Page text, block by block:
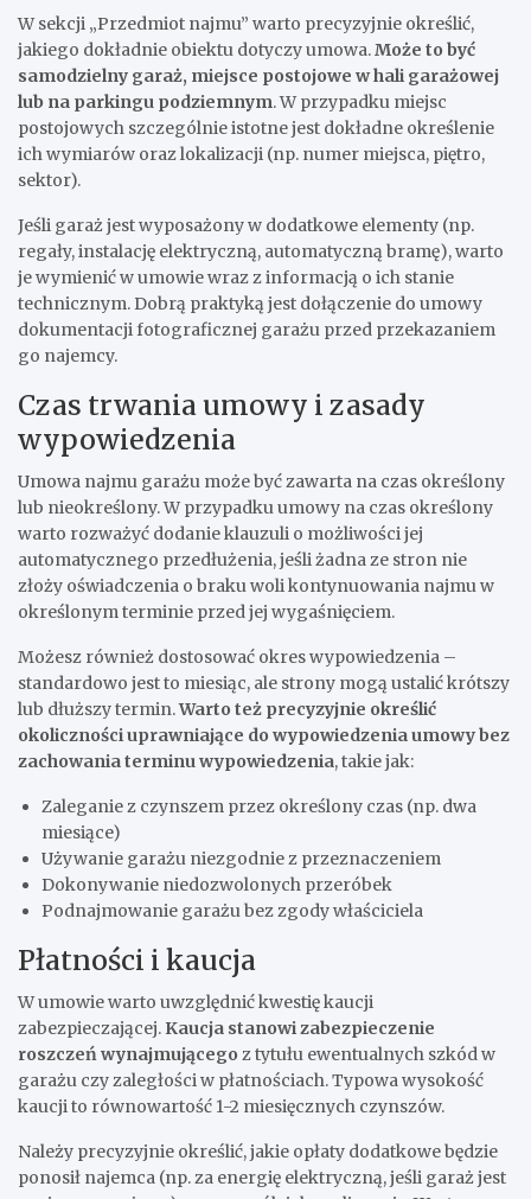
W sekcji „Przedmiot najmu” warto precyzyjnie określić,
jakiego dokładnie obiektu dotyczy umowa.Może to być
samodzielny garaż, miejsce postojowe w hali garażowej
lub na parkingu podziemnym. W przypadku miejsc
postojowych szczególnie istotne jest dokładne określenie
ich wymiarów oraz lokalizacji (np. numer miejsca, piętro,
sektor).
Jeśli garaż jest wyposażony w dodatkowe elementy (np.
regały, instalację elektryczną, automatyczną bramę), warto
je wymienić w umowie wraz z informacją o ich stanie
technicznym. Dobrą praktyką jest dołączenie do umowy
dokumentacji fotograficznej garażu przed przekazaniem
go najemcy.
Czas trwania umowy i zasady
wypowiedzenia
Umowa najmu garażu może być zawarta na czas określony
lub nieokreślony. W przypadku umowy na czas określony
warto rozważyć dodanie klauzuli o możliwości jej
automatycznego przedłużenia, jeśli żadna ze stron nie
złoży oświadczenia o braku woli kontynuowania najmu w
określonym terminie przed jej wygaśnięciem.
Możesz również dostosować okres wypowiedzenia –
standardowo jest to miesiąc, ale strony mogą ustalić krótszy
lub dłuższy termin.Warto też precyzyjnie określić
okoliczności uprawniające do wypowiedzenia umowy bez
zachowania terminu wypowiedzenia, takie jak:
Zaleganie z czynszem przez określony czas (np. dwa
miesiące)
Używanie garażu niezgodnie z przeznaczeniem
Dokonywanie niedozwolonych przeróbek
Podnajmowanie garażu bez zgody właściciela
Płatności i kaucja
W umowie warto uwzględnić kwestię kaucji
zabezpieczającej. Kaucja stanowi zabezpieczenie
roszczeń wynajmującego z tytułu ewentualnych szkód w
garażu czy zaległości w płatnościach. Typowa wysokość
kaucji to równowartość 1-2 miesięcznych czynszów.
Należy precyzyjnie określić, jakie opłaty dodatkowe będzie
ponosił najemca (np. za energię elektryczną, jeśli garaż jest